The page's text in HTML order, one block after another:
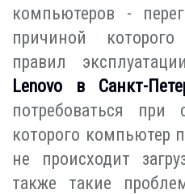
компьютеров -
причиной
правил
Lenovo в Санкт-
потребоваться
которого компьютер
не происходит
также такие